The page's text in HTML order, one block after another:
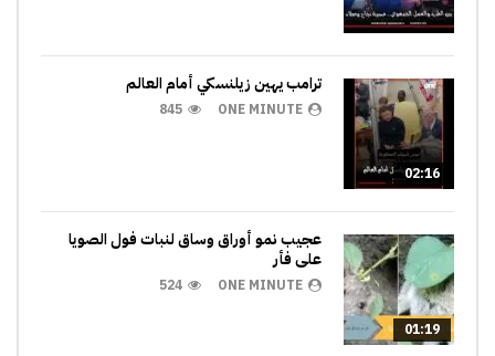
02:16
ترامب يهين زيلنسكي أمام العالم
ONE MINUTE
845
01:19
عجيب نمو أوراق وساق لنبات فول الصويا
على فأر
ONE MINUTE
524